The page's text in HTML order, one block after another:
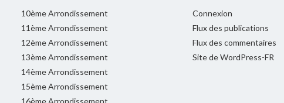
10ème Arrondissement
11ème Arrondissement
12ème Arrondissement
13ème Arrondissement
14ème Arrondissement
15ème Arrondissement
16ème Arrondissement
Connexion
Flux des publications
Flux des commentaires
Site de WordPress-FR